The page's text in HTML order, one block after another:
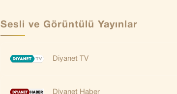
Sesli ve Görüntülü Yayınlar
Diyanet TV
Diyanet Haber